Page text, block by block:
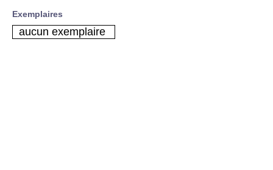
Exemplaires
aucun exemplaire